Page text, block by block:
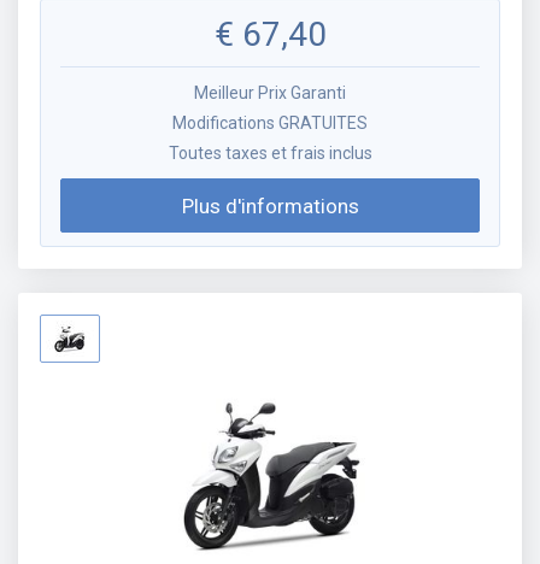
€ 67,40
Meilleur Prix Garanti
Modifications GRATUITES
Toutes taxes et frais inclus
Plus d'informations